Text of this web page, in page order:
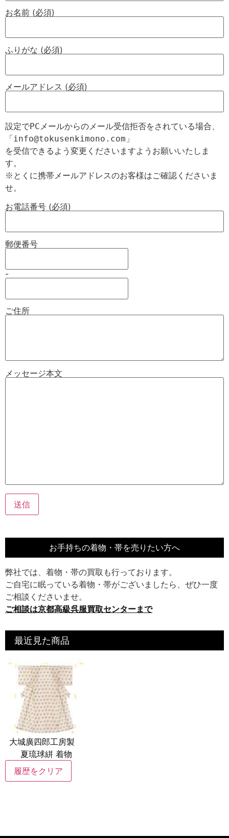
お名前 (必須)
ふりがな (必須)
メールアドレス (必須)
設定でPCメールからのメール受信拒否をされている場合、
「info@tokusenkimono.com」
を受信できるよう変更くださいますようお願いいたしま
す。
※とくに携帯メールアドレスのお客様はご確認くださいま
お電話番号 (必須)
郵便番号
-
ご住所
メッセージ本文
お手持ちの着物・帯を売りたい方へ
弊社では、着物・帯の買取も行っております。
ご自宅に眠っている着物・帯がございましたら、ぜひ一度
ご相談くださいませ。
ご相談は京都高級呉服買取センターまで
最近見た商品
大城廣四郎工房製
夏琉球絣 着物
履歴をクリア